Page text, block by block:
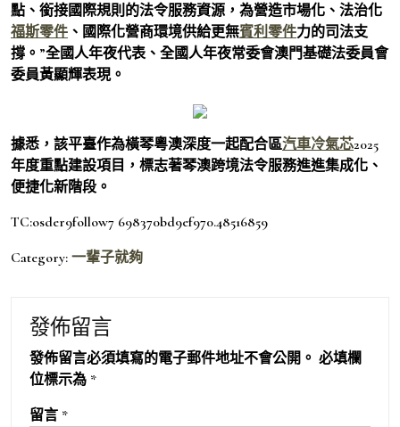
點、銜接國際規則的法令服務資源，為營造市場化、法治化
福斯零件 、國際化營商環境供給更無賓利零件力的司法支
撐。”全國人年夜代表、全國人年夜常委會澳門基礎法委員會
委員黃顯輝表現。
據悉，該平臺作為橫琴粵澳深度一起配合區汽車冷氣芯2025
年度重點建設項目，標志著琴澳跨境法令服務進進集成化、
便捷化新階段。
TC:osder9follow7 698370bd9ef970.48516859
Category: 一輩子就夠
發佈留言
發佈留言必須填寫的電子郵件地址不會公開。 必填欄
位標示為 *
留言 *